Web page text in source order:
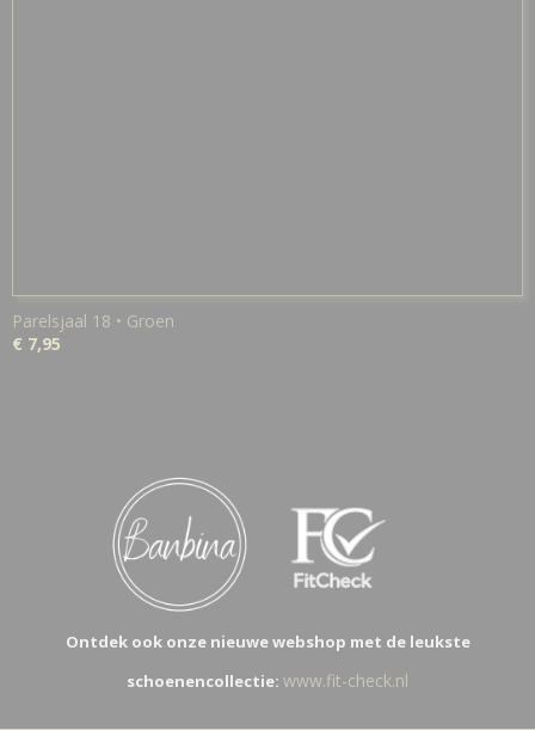
Parelsjaal 18 • Groen
€ 7,95
Ontdek ook onze nieuwe webshop met de leukste
schoenencollectie: www.fit-check.nl